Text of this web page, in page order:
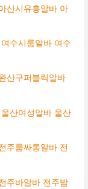
산시유흥알바 아
수시룸알바 여수
산구퍼블릭알바
산여성알바 울산
주룸싸롱알바 전
주바알바 전주밤